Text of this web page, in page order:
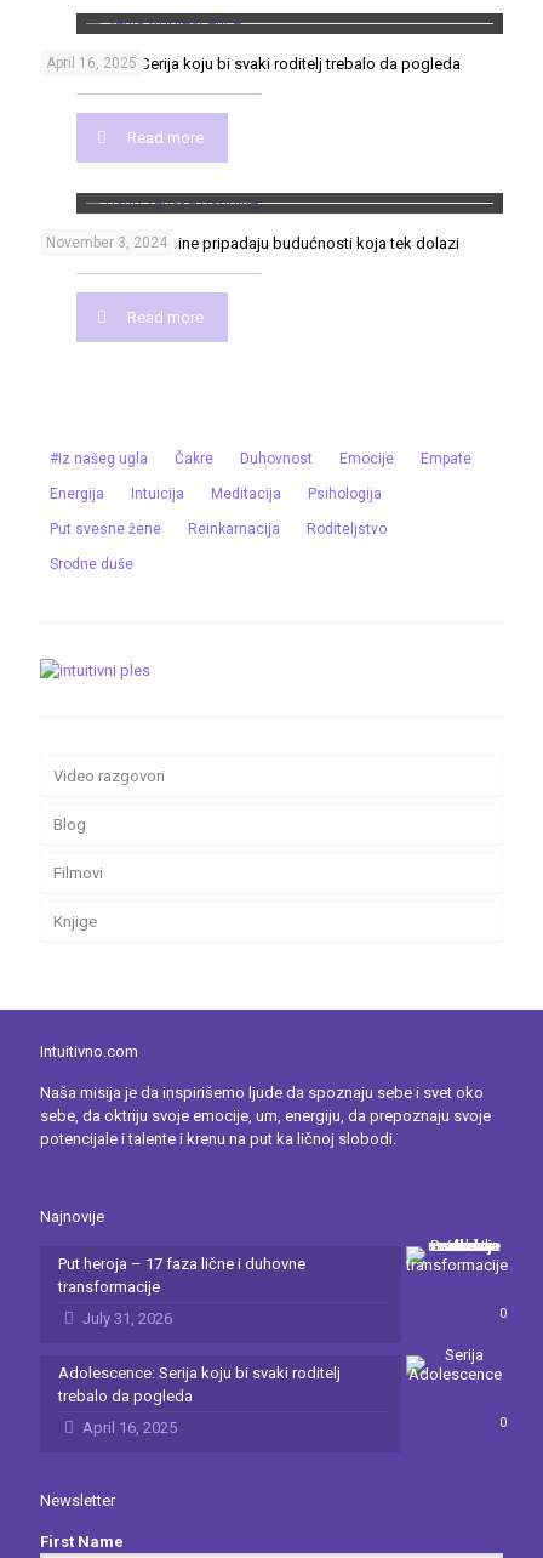
April 16, 2025
Adolescence: Serija koju bi svaki roditelj trebalo da pogleda
Read more
November 3, 2024
Osho: Ženske osobine pripadaju budućnosti koja tek dolazi
Read more
#Iz našeg ugla Čakre Duhovnost Emocije Empate
Energija Intuicija Meditacija Psihologija
Put svesne žene Reinkarnacija Roditeljstvo
Srodne duše
Video razgovori
Blog
Filmovi
Knjige
Intuitivno.com
Naša misija je da inspirišemo ljude da spoznaju sebe i svet oko
sebe, da oktriju svoje emocije, um, energiju, da prepoznaju svoje
potencijale i talente i krenu na put ka ličnoj slobodi.
Najnovije
0
Put heroja – 17 faza lične i duhovne
transformacije
July 31, 2026
0
Adolescence: Serija koju bi svaki roditelj
trebalo da pogleda
April 16, 2025
Newsletter
First Name